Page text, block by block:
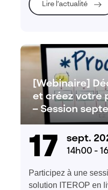
Lire l’actualité
[Webinaire]
et créez votre
– Session
17 sept.
14h00 -
Participez à une
solution ITEROP en